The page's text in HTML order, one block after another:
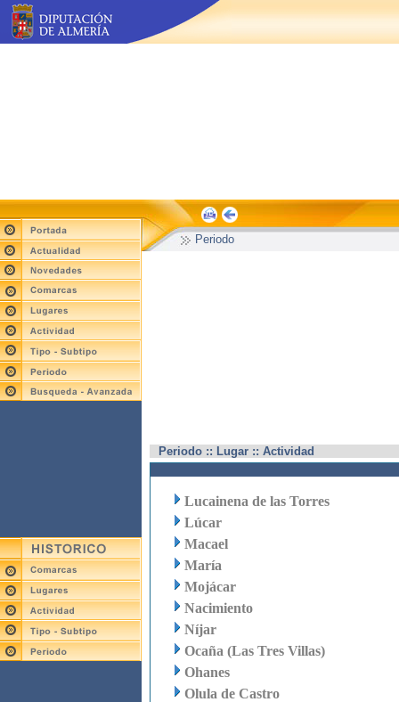
Periodo
Periodo :: Lugar :: Actividad
Lucainena de las Torres
Lúcar
Macael
María
Mojácar
Nacimiento
Níjar
Ocaña (Las Tres Villas)
Ohanes
Olula de Castro